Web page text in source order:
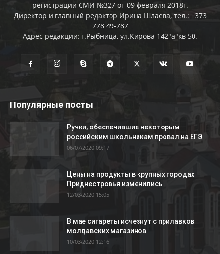
регистрации СМИ №327 от 09 февраля 2018г.
Директор и главный редактор Ирина Шлаева, тел.: +373
778 49-787
Адрес редакции: г.Рыбница, ул.Кирова 142"а"кв 50.
Популярные посты
Ручки, обеспечившие некоторым
российским школьникам провал на ЕГЭ
06/07/2020 09:17
Цены на продукты в крупных городах
Приднестровья изменились
12/03/2020 15:05
В мае сигареты исчезнут с прилавков
молдавских магазинов
10/03/2020 12:16